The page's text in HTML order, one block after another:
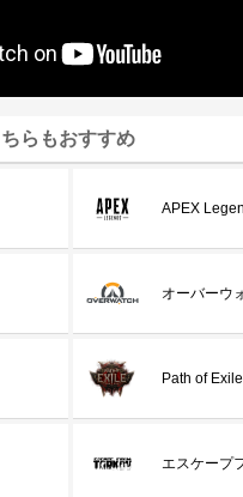
らもおすすめ
APEX
オーバーウ
Path of
エスケープ